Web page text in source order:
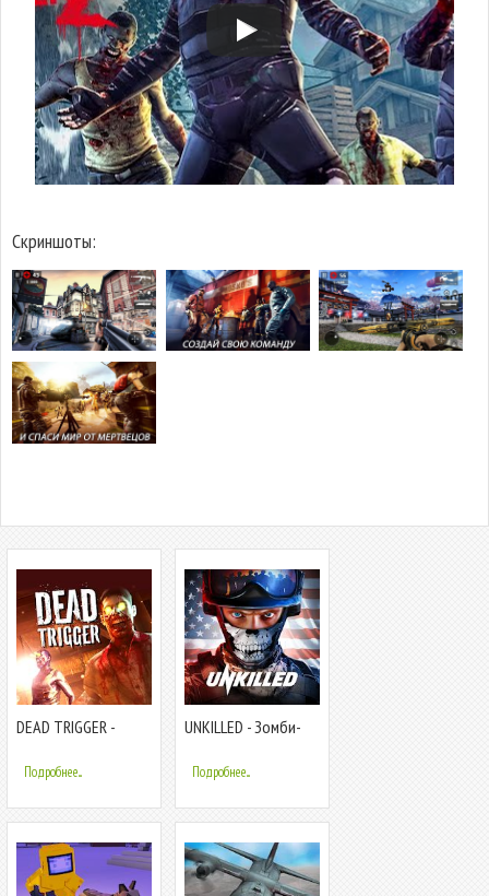
Скриншоты:
DEAD TRIGGER -
зомби
Подробнее...
UNKILLED - Зомби-
Стратегии
Подробнее...